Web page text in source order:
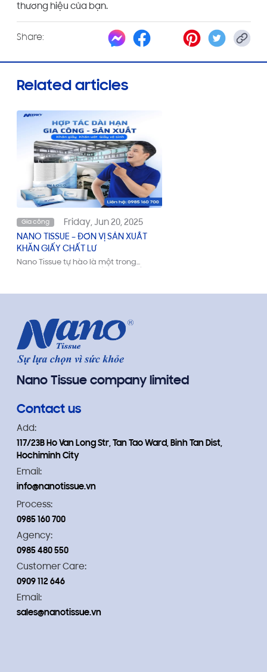
thương hiệu của bạn.
Share:
Related articles
Gia công
Friday, Jun 20, 2025
NANO TISSUE – ĐƠN VỊ SẢN XUẤT
KHĂN GIẤY CHẤT LƯ
Nano Tissue tự hào là một trong
Nano Tissue company limited
Contact us
Add:
117/23B Ho Van Long Str, Tan Tao Ward, Binh Tan Dist,
Hochiminh City
Email:
info@nanotissue.vn
Process:
0985 160 700
Agency:
0985 480 550
Customer Care:
0909 112 646
Email:
sales@nanotissue.vn